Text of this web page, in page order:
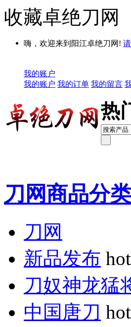
收藏卓绝刀网
嗨，欢迎来到阳江卓绝刀网!
我的账户
我的账户 我的订单 我的留言
热
刀网商品分类
刀网
新品发布 hot
刀奴神龙猛
中国唐刀 hot